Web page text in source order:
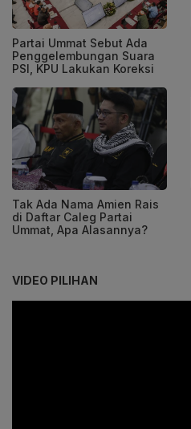
Partai Ummat Sebut Ada
Penggelembungan Suara
PSI, KPU Lakukan Koreksi
Tak Ada Nama Amien Rais
di Daftar Caleg Partai
Ummat, Apa Alasannya?
VIDEO PILIHAN